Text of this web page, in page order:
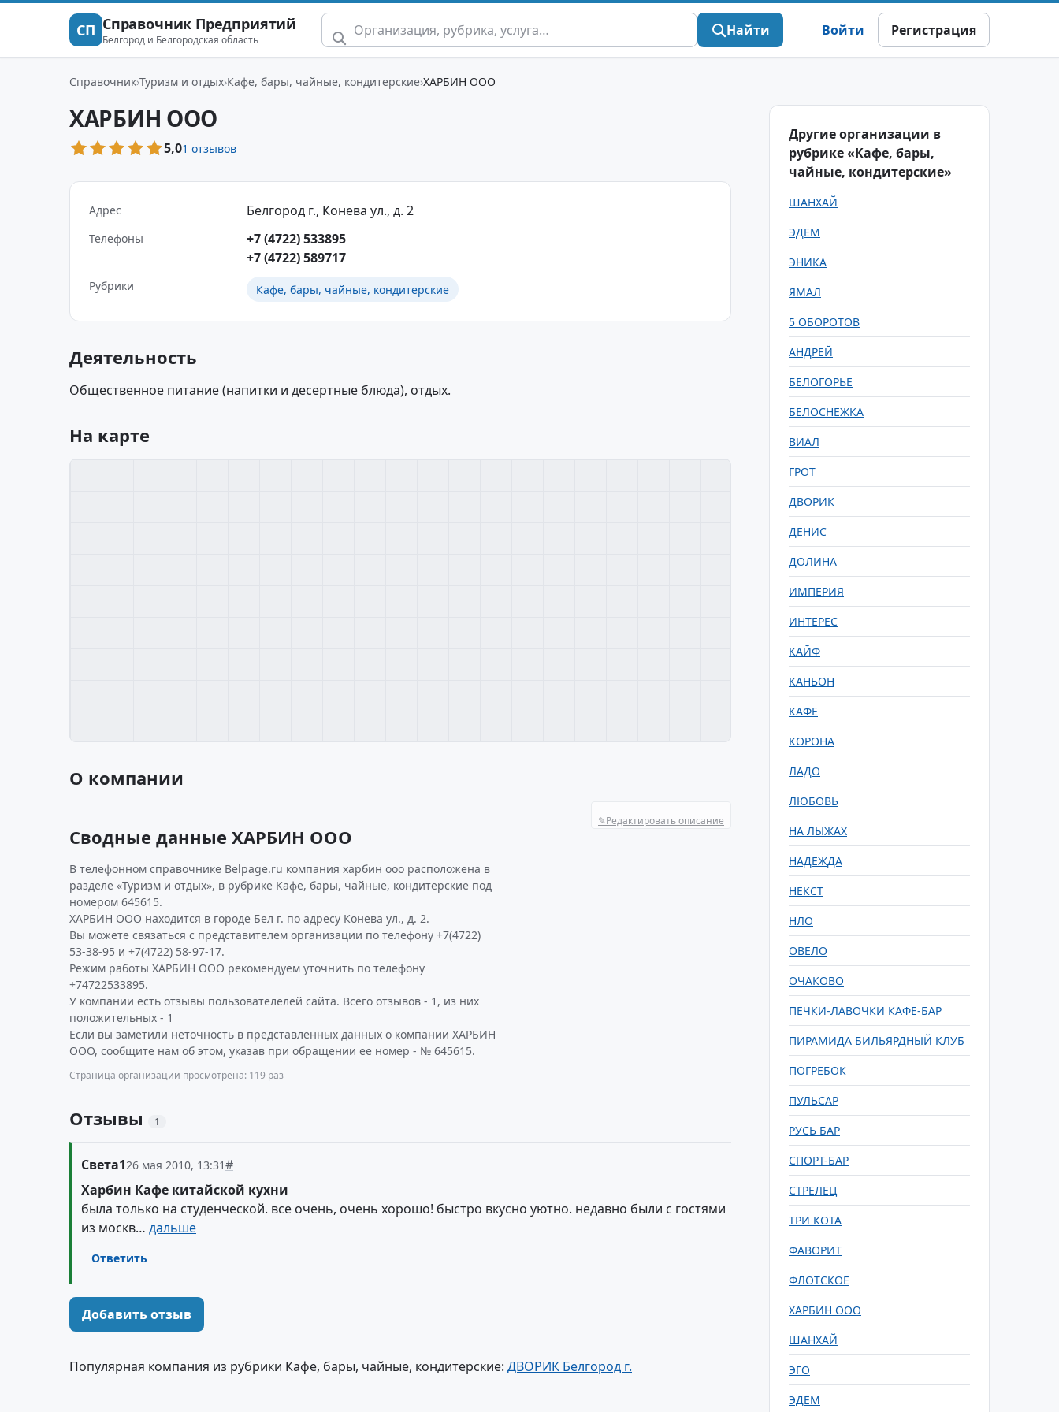
СП Справочник Предприятий
Белгород и Белгородская область
Найти Войти Регистрация
Справочник Туризм и отдых Кафе, бары, чайные, кондитерские ХАРБИН ООО
ХАРБИН ООО
5,01 отзывов
Адрес Белгород г., Конева ул., д. 2
Телефоны
+7 (4722) 533895
+7 (4722) 589717
Рубрики Кафе, бары, чайные, кондитерские
Деятельность
Общественное питание (напитки и десертные блюда), отдых.
На карте
О компании
✎Редактировать описание
Сводные данные ХАРБИН ООО
В телефонном справочнике Belpage.ru компания харбин ооо расположена в
разделе «Туризм и отдых», в рубрике Кафе, бары, чайные, кондитерские под
номером 645615.
ХАРБИН ООО находится в городе Бел г. по адресу Конева ул., д. 2.
Вы можете связаться с представителем организации по телефону +7(4722)
53-38-95 и +7(4722) 58-97-17.
Режим работы ХАРБИН ООО рекомендуем уточнить по телефону
+74722533895.
У компании есть отзывы пользователелей сайта. Всего отзывов - 1, из них
положительных - 1
Если вы заметили неточность в представленных данных о компании ХАРБИН
ООО, сообщите нам об этом, указав при обращении ее номер - № 645615.
Страница организации просмотрена: 119 раз
Отзывы 1
Света126 мая 2010, 13:31#
Харбин Кафе китайской кухни
была только на студенческой. все очень, очень хорошо! быстро вкусно уютно. недавно были с гостями
из москв… дальше
Ответить
Добавить отзыв
Популярная компания из рубрики Кафе, бары, чайные, кондитерские: ДВОРИК Белгород г.
Другие организации в
рубрике «Кафе, бары,
чайные, кондитерские»
ШАНХАЙ
ЭДЕМ
ЭНИКА
ЯМАЛ
5 ОБОРОТОВ
АНДРЕЙ
БЕЛОГОРЬЕ
БЕЛОСНЕЖКА
ВИАЛ
ГРОТ
ДВОРИК
ДЕНИС
ДОЛИНА
ИМПЕРИЯ
ИНТЕРЕС
КАЙФ
КАНЬОН
КАФЕ
КОРОНА
ЛАДО
ЛЮБОВЬ
НА ЛЫЖАХ
НАДЕЖДА
НЕКСТ
НЛО
ОВЕЛО
ОЧАКОВО
ПЕЧКИ-ЛАВОЧКИ КАФЕ-БАР
ПИРАМИДА БИЛЬЯРДНЫЙ КЛУБ
ПОГРЕБОК
ПУЛЬСАР
РУСЬ БАР
СПОРТ-БАР
СТРЕЛЕЦ
ТРИ КОТА
ФАВОРИТ
ФЛОТСКОЕ
ХАРБИН ООО
ШАНХАЙ
ЭГО
ЭДЕМ